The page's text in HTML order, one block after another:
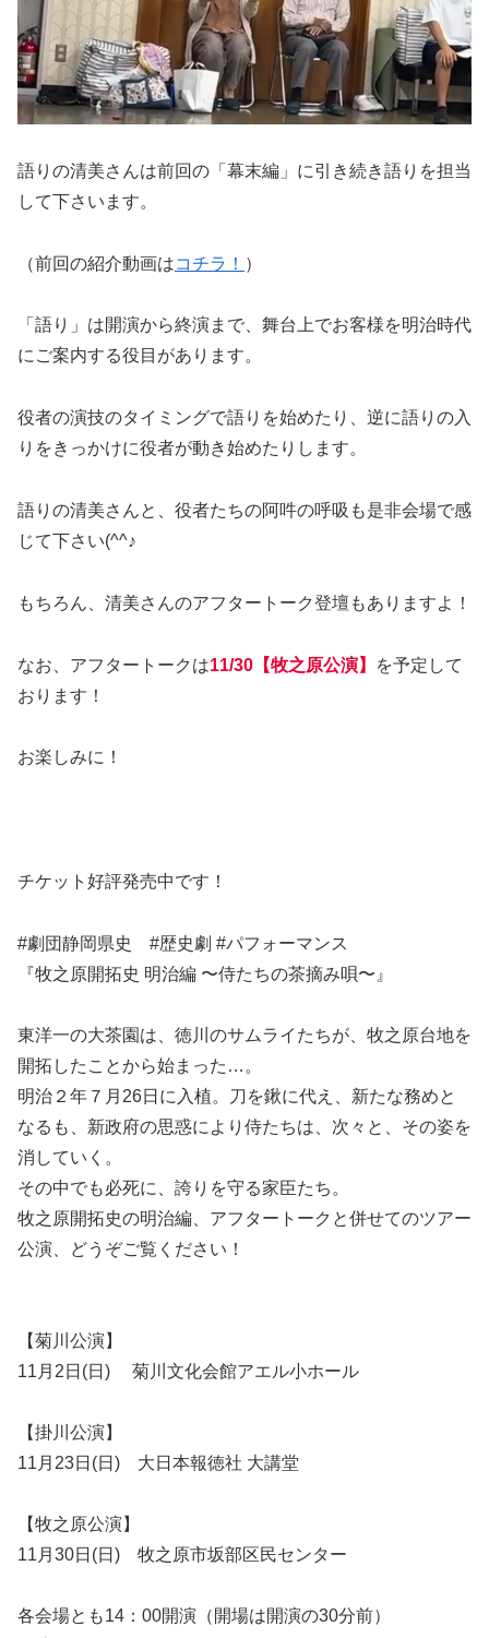
語りの清美さんは前回の「幕末編」に引き続き語りを担当
して下さいます。
（前回の紹介動画はコチラ！ ）
「語り」は開演から終演まで、舞台上でお客様を明治時代
にご案内する役目があります。
役者の演技のタイミングで語りを始めたり、逆に語りの入
りをきっかけに役者が動き始めたりします。
語りの清美さんと、役者たちの阿吽の呼吸も是非会場で感
じて下さい(^^♪
もちろん、清美さんのアフタートーク登壇もありますよ！
なお、アフタートークは11/30【牧之原公演】
を予定して
おります！
お楽しみに！
チケット好評発売中です！
#劇団静岡県史 #歴史劇 #パフォーマンス
『牧之原開拓史 明治編 〜侍たちの茶摘み唄〜』
東洋一の大茶園は、徳川のサムライたちが、牧之原台地を
開拓したことから始まった…。
明治２年７月26日に入植。刀を鍬に代え、新たな務めと
なるも、新政府の思惑により侍たちは、次々と、その姿を
消していく。
その中でも必死に、誇りを守る家臣たち。
牧之原開拓史の明治編、アフタートークと併せてのツアー
公演、どうぞご覧ください！
【菊川公演】
11月2日(日) 菊川文化会館アエル小ホール
【掛川公演】
11月23日(日) 大日本報徳社 大講堂
【牧之原公演】
11月30日(日) 牧之原市坂部区民センター
各会場とも14：00開演（開場は開演の30分前）